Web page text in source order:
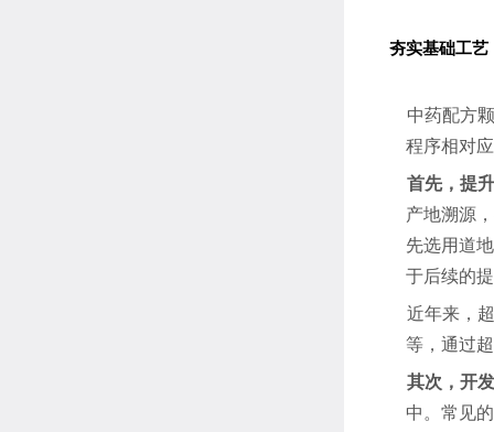
夯实基础工艺
中药配方
程序相对
首先，提
产地溯源
先选用道
于后续的
近年来，
等，通过
其次，开
中。常见